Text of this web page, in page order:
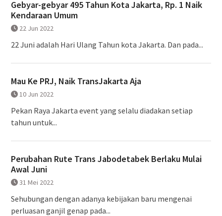
Gebyar-gebyar 495 Tahun Kota Jakarta, Rp. 1 Naik
Kendaraan Umum
22 Jun 2022
22 Juni adalah Hari Ulang Tahun kota Jakarta. Dan pada...
Mau Ke PRJ, Naik TransJakarta Aja
10 Jun 2022
Pekan Raya Jakarta event yang selalu diadakan setiap
tahun untuk...
Perubahan Rute Trans Jabodetabek Berlaku Mulai
Awal Juni
31 Mei 2022
Sehubungan dengan adanya kebijakan baru mengenai
perluasan ganjil genap pada...